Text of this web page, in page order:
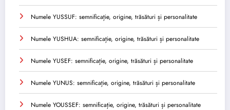
Numele YUSSUF: semnificație, origine, trăsături și personalitate
Numele YUSHUA: semnificație, origine, trăsături și personalitate
Numele YUSEF: semnificație, origine, trăsături și personalitate
Numele YUNUS: semnificație, origine, trăsături și personalitate
Numele YOUSSEF: semnificație, origine, trăsături și personalitate